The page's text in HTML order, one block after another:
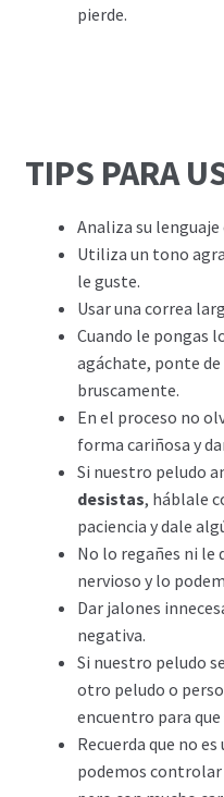
pierde.
TIPS PARA
Analiza su
Utiliza un tono
le guste.
Usar una correa
Cuando le pongas
agáchate, ponte
bruscamente.
En el proceso no
forma cariñosa y
Si nuestro peludo
desistas, háblale
paciencia y dale
No lo regañes ni le
nervioso y lo
Dar jalones
negativa.
Si nuestro peludo
otro peludo o
encuentro para
Recuerda que no
podemos controlar